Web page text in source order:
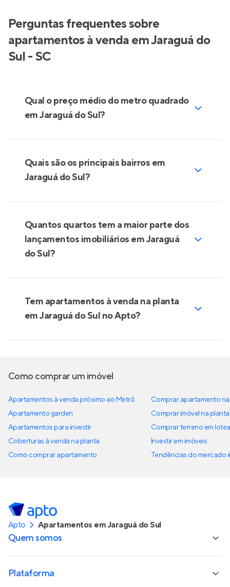
Perguntas frequentes sobre
apartamentos à venda em Jaraguá do
Sul - SC
Qual o preço médio do metro quadrado
em Jaraguá do Sul?
Quais são os principais bairros em
Jaraguá do Sul?
Quantos quartos tem a maior parte dos
lançamentos imobiliários em Jaraguá
do Sul?
Tem apartamentos à venda na planta
em Jaraguá do Sul no Apto?
Como comprar um imóvel
Apartamentos à venda próximo ao Metrô
Apartamento garden
Apartamentos para investir
Coberturas à venda na planta
Como comprar apartamento
Comprar apartamento
Comprar imóvel na planta
Comprar terreno em
Investir em imóveis
Tendências do mercado
Apto Apartamentos em Jaraguá do Sul
Quem somos
Plataforma